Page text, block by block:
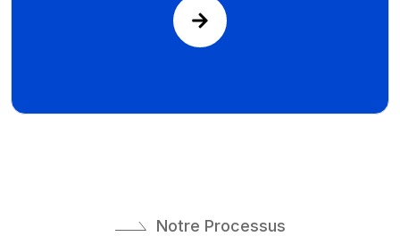
Notre Processus